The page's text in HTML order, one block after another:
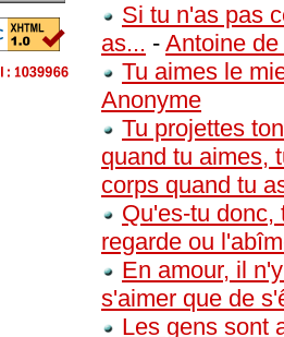
Si tu n'as pas
as... - Antoine
Tu aimes le
Anonyme
Tu projettes
quand tu aimes,
corps quand tu
Qu'es-tu donc,
regarde ou
En amour, il
s'aimer que de
Les gens sont